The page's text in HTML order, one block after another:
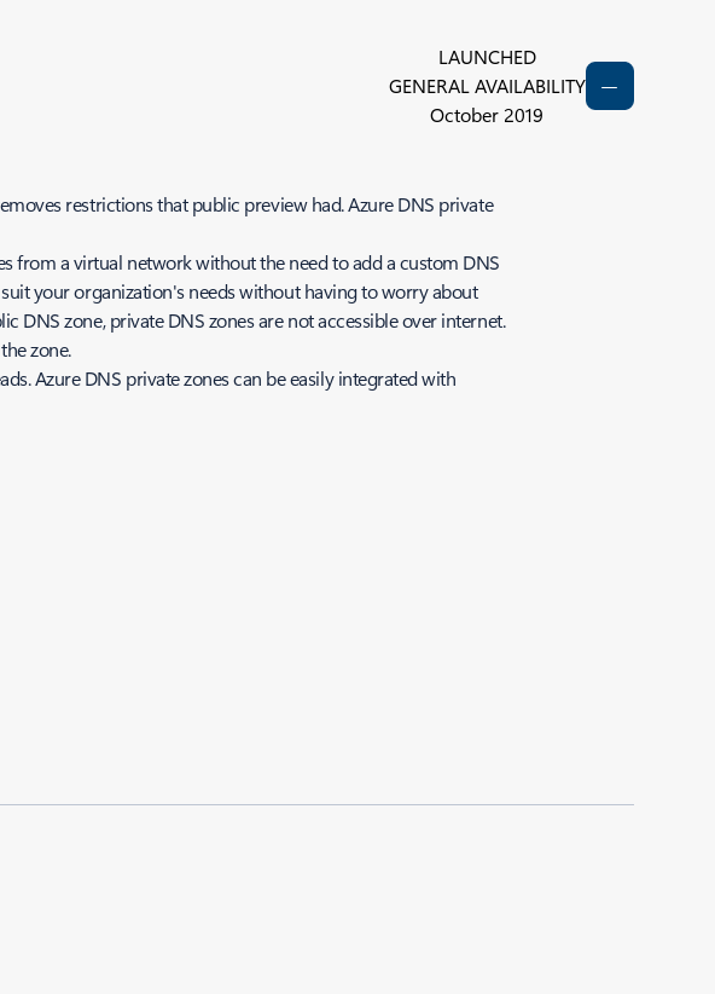
LAUNCHED
GENERAL AVAILABILITY
October 2019
restrictions that public preview had. Azure DNS private
from a virtual network without the need to add a custom DNS
your organization's needs without having to worry about
DNS zone, private DNS zones are not accessible over internet.
zone.
Azure DNS private zones can be easily integrated with